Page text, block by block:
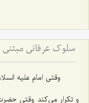
سلوک عرفانی
وقتی امام علیه
و تکرار می‌کند وقتی